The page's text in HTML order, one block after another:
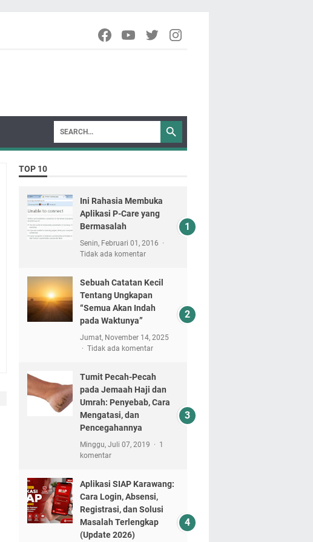
TOP 10
Ini Rahasia Membuka
Aplikasi P-Care yang
Bermasalah
Senin, Februari 01, 2016
Tidak ada komentar
Sebuah Catatan Kecil
Tentang Ungkapan
“Semua Akan Indah
pada Waktunya”
Jumat, November 14, 2025
Tidak ada komentar
Tumit Pecah-Pecah
pada Jemaah Haji dan
Umrah: Penyebab, Cara
Mengatasi, dan
Pencegahannya
Minggu, Juli 07, 2019
1
komentar
Aplikasi SIAP Karawang:
Cara Login, Absensi,
Registrasi, dan Solusi
Masalah Terlengkap
(Update 2026)